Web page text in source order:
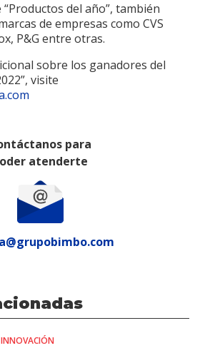
“Productos del año”, también
de empresas como CVS
P&G entre otras.
sobre los ganadores del
visite
para
atenderte
INNOVACIÓN